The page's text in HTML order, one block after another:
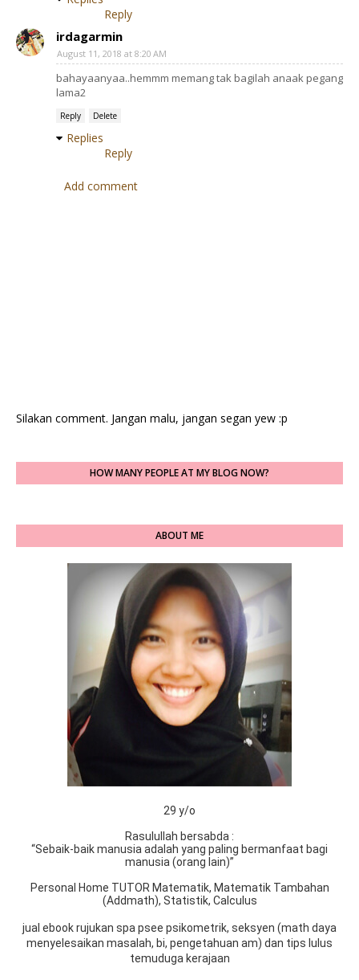
Reply
irdagarmin
August 11, 2018 at 8:20 AM
bahayaanyaa..hemmm memang tak bagilah anaak pegang
lama2
Reply Delete
Replies
Reply
Add comment
Silakan comment. Jangan malu, jangan segan yew :p
HOW MANY PEOPLE AT MY BLOG NOW?
ABOUT ME
29 y/o
Rasulullah bersabda :
“Sebaik-baik manusia adalah yang paling bermanfaat bagi
manusia (orang lain)”
Personal Home TUTOR Matematik, Matematik Tambahan
(Addmath), Statistik, Calculus
jual ebook rujukan spa psee psikometrik, seksyen (math daya
menyelesaikan masalah, bi, pengetahuan am) dan tips lulus
temuduga kerajaan